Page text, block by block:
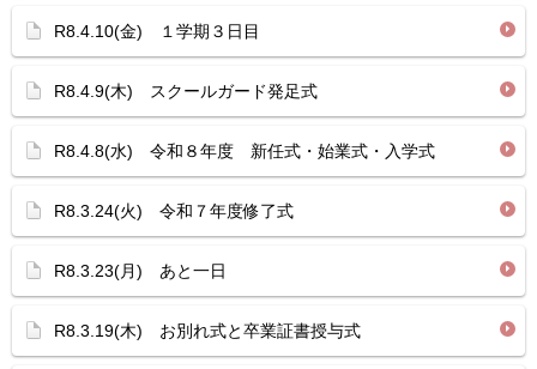
R8.4.10(金) １学期３日目
R8.4.9(木) スクールガード発足式
R8.4.8(水) 令和８年度 新任式・始業式・入学式
R8.3.24(火) 令和７年度修了式
R8.3.23(月) あと一日
R8.3.19(木) お別れ式と卒業証書授与式